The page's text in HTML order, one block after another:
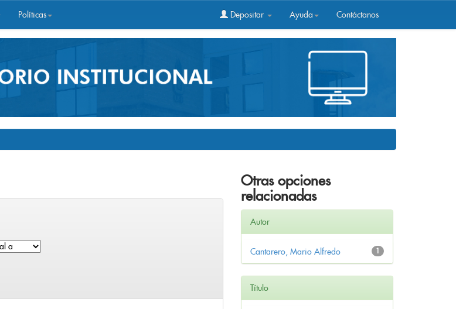
Políticas Depositar Ayuda Contáctanos
Otras opciones
relacionadas
Autor
1
Cantarero, Mario Alfredo
Título